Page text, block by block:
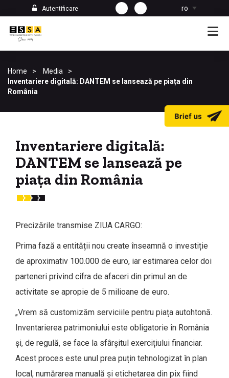
Autentificare ro
Home
Media
Inventariere digitală: DANTEM se lansează pe piața din
România
Inventariere digitală:
DANTEM se lansează pe
piața din România
Precizările transmise ZIUA CARGO:
Prima fază a entității nou create înseamnă o investiție
de aproximativ 100.000 de euro, iar estimarea celor doi
parteneri privind cifra de afaceri din primul an de
activitate se apropie de 5 milioane de euro.
„Vrem să customizăm serviciile pentru piața autohtonă.
Inventarierea patrimoniului este obligatorie în România
și, de regulă, se face la sfârșitul exercițiului financiar.
Acest proces este unul prea puțin tehnologizat în plan
local, numărarea manuală și etichetarea din pix fiind